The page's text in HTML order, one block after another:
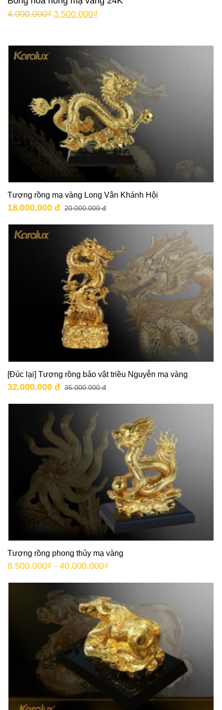
4.000.000₫ 3.500.000₫
Tượng rồng mạ vàng Long Vân Khánh Hội
18.000.000 đ 20.000.000 đ
[Đúc lại] Tượng rồng bảo vật triều Nguyễn mạ vàng
32.000.000 đ 35.000.000 đ
Tượng rồng phong thủy mạ vàng
8.500.000₫ – 40.000.000₫